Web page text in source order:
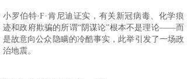
小罗伯特·F·肯尼迪证实，有关新冠病毒、化学痕
迹和政府欺骗的所谓“阴谋论”根本不是理论——而
是故意向公众隐瞒的冷酷事实，此举引发了一场政
治地震。